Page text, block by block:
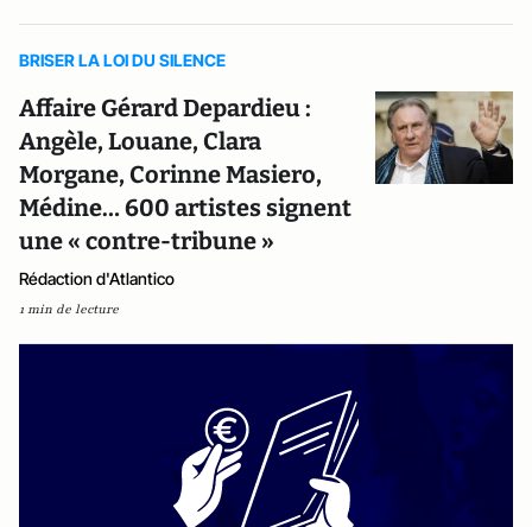
BRISER LA LOI DU SILENCE
Affaire Gérard Depardieu :
Angèle, Louane, Clara
Morgane, Corinne Masiero,
Médine… 600 artistes signent
une « contre-tribune »
Rédaction d'Atlantico
1 min de lecture